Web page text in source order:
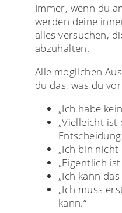
Immer, wenn du
werden deine
alles versuchen,
abzuhalten.
Alle möglichen
du das, was du
„Ich habe
„Vielleicht
„Ich bin
„Eigentlich
„Ich kann
„Ich muss
kann.“